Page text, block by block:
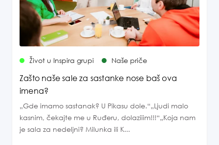
Život u Inspira grupi Naše priče
Zašto naše sale za sastanke nose baš ova
imena?
„Gde imamo sastanak? U Pikasu dole.“„Ljudi malo
kasnim, čekajte me u Ruđeru, dolaziiim!!!“„Koja nam
je sala za nedeljni? Milunka ili K...